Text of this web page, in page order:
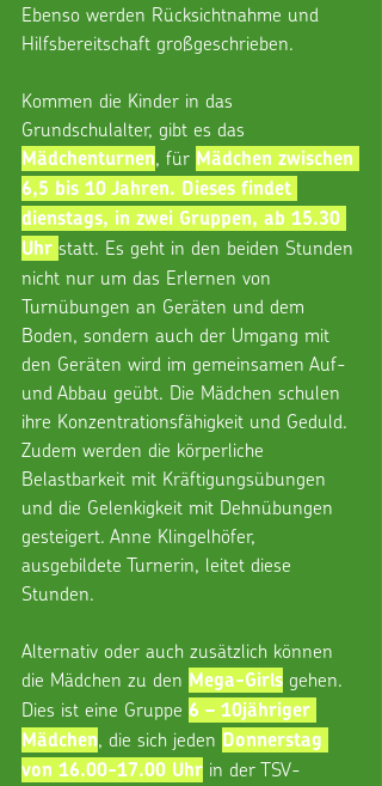
Ebenso werden Rücksichtnahme und
Hilfsbereitschaft großgeschrieben.
Kommen die Kinder in das
Grundschulalter, gibt es das
Mädchenturnen, für Mädchen zwischen
6,5 bis 10 Jahren. Dieses findet
dienstags, in zwei Gruppen, ab 15.30
Uhr statt. Es geht in den beiden Stunden
nicht nur um das Erlernen von
Turnübungen an Geräten und dem
Boden, sondern auch der Umgang mit
den Geräten wird im gemeinsamen Auf-
und Abbau geübt. Die Mädchen schulen
ihre Konzentrationsfähigkeit und Geduld.
Zudem werden die körperliche
Belastbarkeit mit Kräftigungsübungen
und die Gelenkigkeit mit Dehnübungen
gesteigert. Anne Klingelhöfer,
ausgebildete Turnerin, leitet diese
Stunden.
Alternativ oder auch zusätzlich können
die Mädchen zu den Mega-Girls gehen.
Dies ist eine Gruppe 6 – 10jähriger
Mädchen, die sich jeden Donnerstag
von 16.00-17.00 Uhr in der TSV-